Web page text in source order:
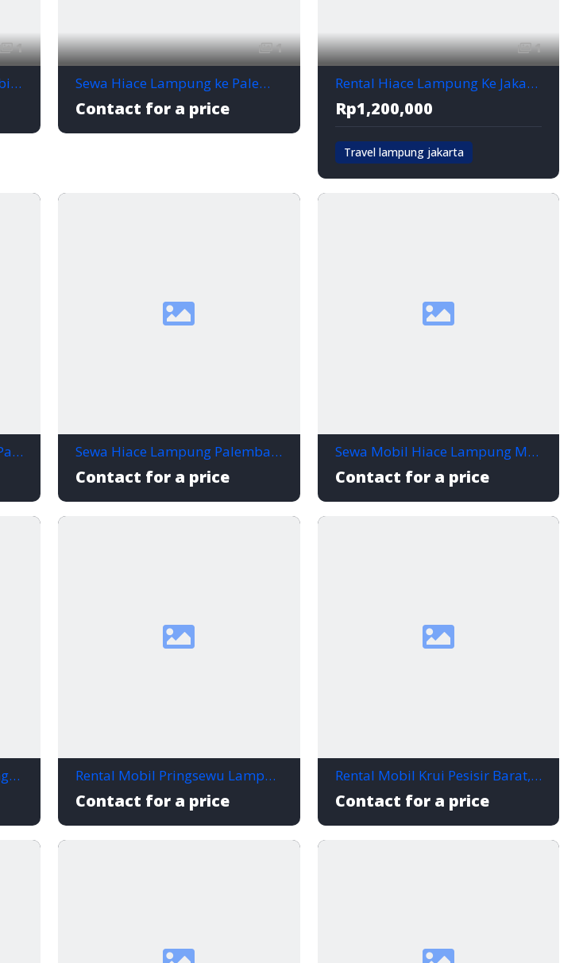
1
Sewa Hiace Lampung ke Jambi Mulai Rp1,3 Juta/Hari
1
Sewa Hiace Lampung ke Palembang Harga Mulai Rp1,3 Juta/Hari
Contact for a price
1
Rental Hiace Lampung Ke Jakarta Paket 1.3jt/hari
Rp1,200,000
Travel lampung jakarta
Sewa Hiace Lampung Jambi Paket Supir BBM Sewa Hiace Lampung Palembang Paket Wisata
Contact for a price
Sewa Mobil Hiace Lampung Murah Mulai 1,3 Juta | Hiace Commuter & Premio Luxury
Contact for a price
Rental Mobil Kota Agung Tanggamus, Nyaman Buat Wisata, Bisnis, dan Perjalanan Keluarga Rental Mobil Pringsewu Lampung, Praktis untuk Liburan, Kerja, dan Kebutuhan Harian
Contact for a price
Rental Mobil Krui Pesisir Barat, Teman Perjalanan Nyaman untuk Wisata dan Bisnis
Contact for a price